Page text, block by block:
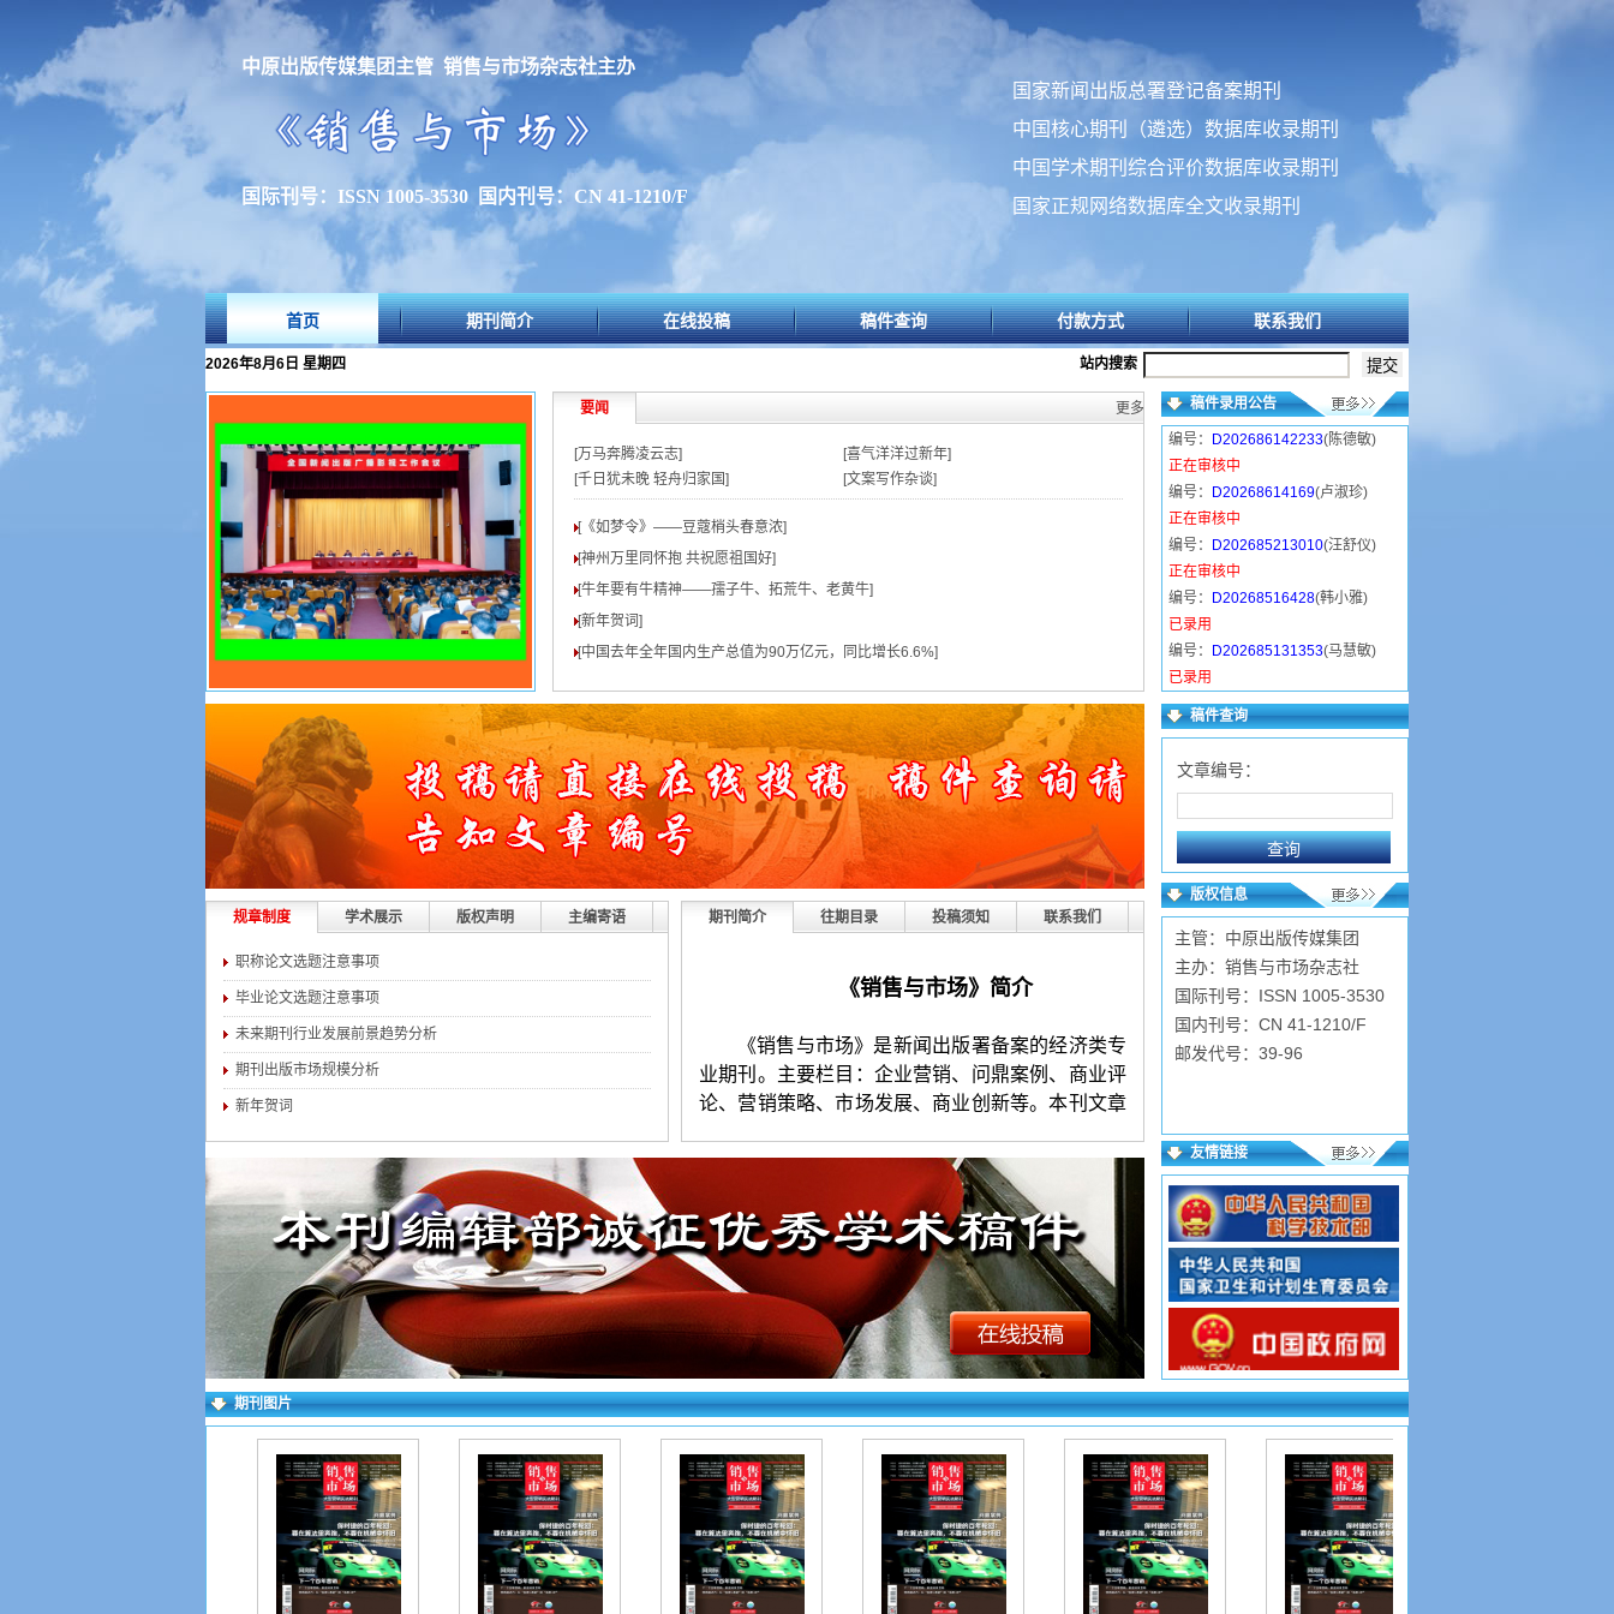
中原出版传媒集团主管 销售与市场杂志社主办
国际刊号：ISSN 1005-3530 国内刊号：CN 41-1210/F
国家新闻出版总署登记备案期刊
中国核心期刊（遴选）数据库收录期刊
中国学术期刊综合评价数据库收录期刊
国家正规网络数据库全文收录期刊
首页 期刊简介 在线投稿 稿件查询 付款方式 联系我们
2026年8月6日 星期四 站内搜索
要闻 更多>>
[万马奔腾凌云志]
[喜气洋洋过新年]
[千日犹未晚 轻舟归家国]
[文案写作杂谈]
[《如梦令》——豆蔻梢头春意浓]
[神州万里同怀抱 共祝愿祖国好]
[牛年要有牛精神——孺子牛、拓荒牛、老黄牛]
[新年贺词]
[中国去年全年国内生产总值为90万亿元，同比增长6.6%]
稿件录用公告
编号： D202686142233(陈德敏)
正在审核中
编号：
D20268614169(卢淑珍)
正在审核中
编号：
D202685213010(汪舒仪)
正在审核中
编号：
D20268516428(韩小雅)
已录用
编号：
D202685131353(马慧敏)
已录用
编号：D202684153942(卫东丽)
正在审核中
已录用
已录用
编号：D2026839519(张广华)
已录用
编号：D2026839955(程凤兰)
已录用
稿件查询
文章编号：
规章制度 学术展示 版权声明 主编寄语
职称论文选题注意事项
毕业论文选题注意事项
未来期刊行业发展前景趋势分析
期刊出版市场规模分析
新年贺词
期刊简介 往期目录 投稿须知 联系我们
《销售与市场》简介
《销售与市场》是新闻出版署备案的经济类专
业期刊。主要栏目：企业营销、问鼎案例、商业评
论、营销策略、市场发展、商业创新等。本刊文章
《销售与市场》投稿须知：
1.投稿要求：观点新颖，层次清楚，语言简
练。字数以4800-8000字符（3版起发）为宜。署名
不超过3人。第一作者附简介（性别、出生年月、
民族、籍贯、学历、职称、研究方向等）。来稿保
证原创，严禁一稿多投。编辑部有权对录用稿件进
行必要的修删。
2.投稿方法：网站首页点击“在线投稿”，逐项
填写（作者姓名只写第一作者），上传word格式文
档。投好在右上角查询，看到名字和编号为成功；
字以内）。初审录用稿件，加对接编辑Q时，验证
请填写第一作者姓名（以便查找）。
《销售与市场》杂志【文章快速发表】投稿网
址如下：
版权信息
主管：中原出版传媒集团
主办：销售与市场杂志社
国际刊号：ISSN 1005-3530
国内刊号：CN 41-1210/F
邮发代号：39-96
友情链接
期刊图片